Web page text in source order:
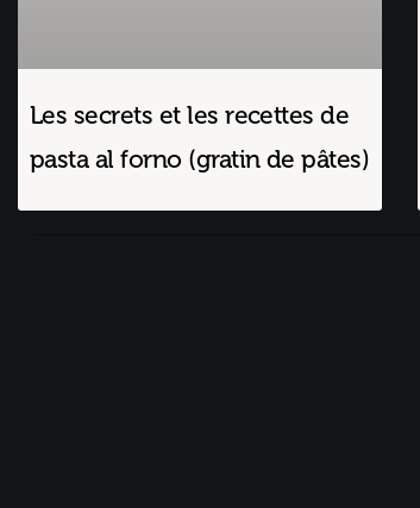
Les secrets et les recettes de
pasta al forno (gratin de pâtes)